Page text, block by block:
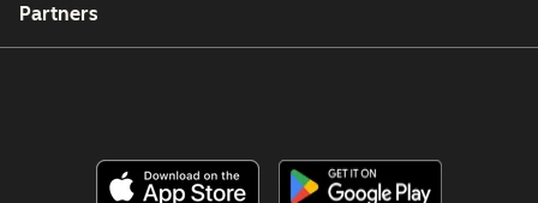
Partners